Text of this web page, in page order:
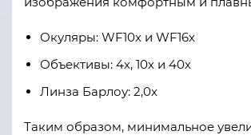
Окуляры: WF10х и WF16х
Объективы: 4х, 10х и 40х
Линза Барлоу: 2,0x
Таким образом, минимальное